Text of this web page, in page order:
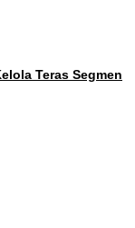
Teras Segmen